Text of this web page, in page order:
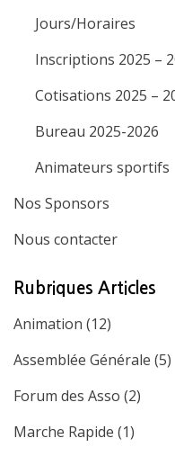
Jours/Horaires
Inscriptions 2025 –
Cotisations 2025 –
Bureau 2025-2026
Animateurs sportifs
Nos Sponsors
Nous contacter
Rubriques Articles
Animation (12)
Assemblée Générale (5)
Forum des Asso (2)
Marche Rapide (1)